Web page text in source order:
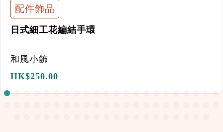
配件飾品
日式細工花編結手環
和風小飾
HK$250.00